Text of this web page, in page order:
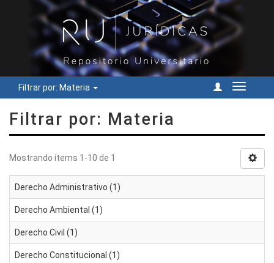
Filtrar por: Materia
Cambiar
Filtrar por: Materia
Mostrando ítems 1-10 de 1
Derecho Administrativo (1)
Derecho Ambiental (1)
Derecho Civil (1)
Derecho Constitucional (1)